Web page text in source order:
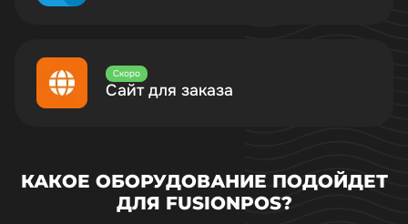
Скоро
Сайт для заказа
КАКОЕ ОБОРУДОВАНИЕ ПОДОЙДЕТ
ДЛЯ FUSIONPOS?